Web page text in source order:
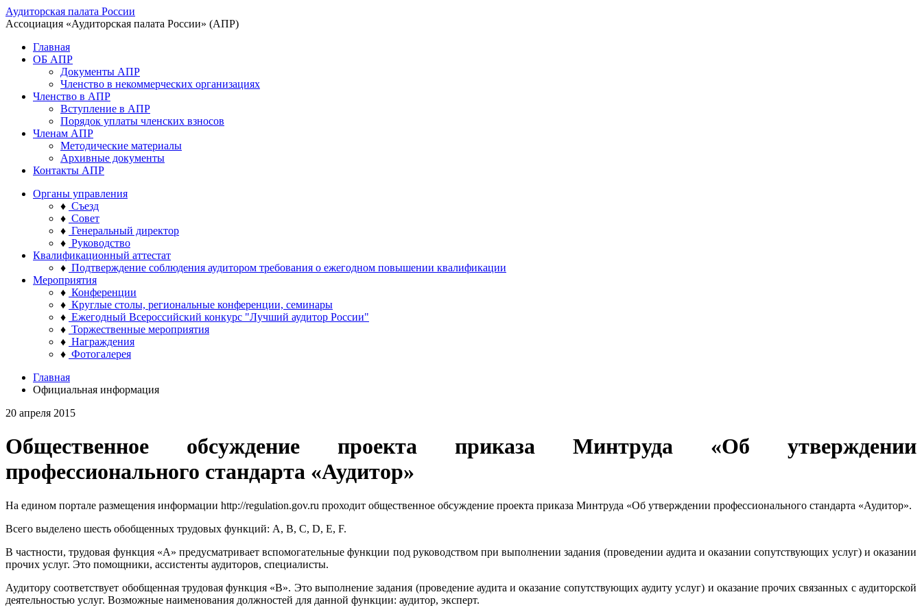
Аудиторская палата России
Ассоциация «Аудиторская палата России» (АПР)
Главная
ОБ АПР
Документы АПР
Членство в некоммерческих организациях
Членство в АПР
Вступление в АПР
Порядок уплаты членских взносов
Членам АПР
Методические материалы
Архивные документы
Контакты АПР
Органы управления
♦ Съезд
♦ Совет
♦ Генеральный директор
♦ Руководство
Квалификационный аттестат
♦ Подтверждение соблюдения аудитором требования о ежегодном повышении квалификации
Мероприятия
♦ Конференции
♦ Круглые столы, региональные конференции, семинары
♦ Ежегодный Всероссийский конкурс "Лучший аудитор России"
♦ Торжественные мероприятия
♦ Награждения
♦ Фотогалерея
Главная
Официальная информация
20 апреля 2015
Общественное обсуждение проекта приказа Минтруда «Об утверждении
профессионального стандарта «Аудитор»
На едином портале размещения информации http://regulation.gov.ru проходит общественное обсуждение проекта приказа Минтруда «Об утверждении профессионального стандарта «Аудитор».
Всего выделено шесть обобщенных трудовых функций: А, В, С, D, Е, F.
В частности, трудовая функция «А» предусматривает вспомогательные функции под руководством при выполнении задания (проведении аудита и оказании сопутствующих услуг) и оказании
прочих услуг. Это помощники, ассистенты аудиторов, специалисты.
Аудитору соответствует обобщенная трудовая функция «В». Это выполнение задания (проведение аудита и оказание сопутствующих аудиту услуг) и оказание прочих связанных с аудиторской
деятельностью услуг. Возможные наименования должностей для данной функции: аудитор, эксперт.